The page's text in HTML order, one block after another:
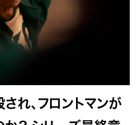
れ、フロントマンが